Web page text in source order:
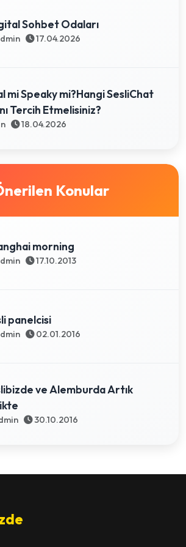
Sohbet Odaları
17.04.2026
mi Speaky mi?Hangi SesliChat
Tercih Etmelisiniz?
18.04.2026
Konular
morning
17.10.2013
panelcisi
02.01.2016
ve Alemburda Artık
30.10.2016